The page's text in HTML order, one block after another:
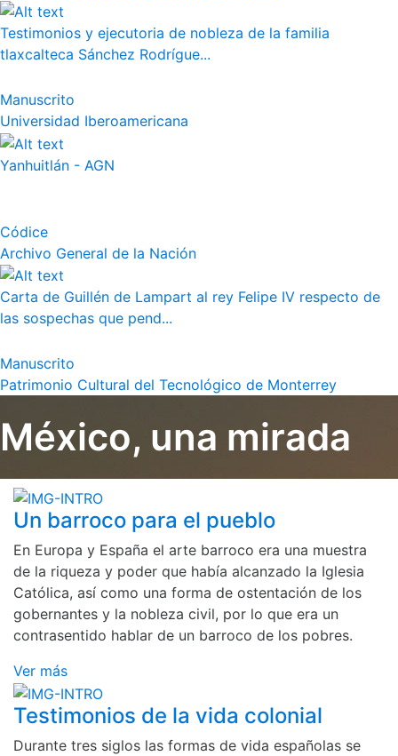
Testimonios y ejecutoria de nobleza de la familia
tlaxcalteca Sánchez Rodrígue...
Manuscrito
Universidad Iberoamericana
Yanhuitlán - AGN
Códice
Archivo General de la Nación
Carta de Guillén de Lampart al rey Felipe IV respecto de
las sospechas que pend...
Manuscrito
Patrimonio Cultural del Tecnológico de Monterrey
México, una mirada
Un barroco para el pueblo
En Europa y España el arte barroco era una muestra
de la riqueza y poder que había alcanzado la Iglesia
Católica, así como una forma de ostentación de los
gobernantes y la nobleza civil, por lo que era un
contrasentido hablar de un barroco de los pobres.
Ver más
Testimonios de la vida colonial
Durante tres siglos las formas de vida españolas se